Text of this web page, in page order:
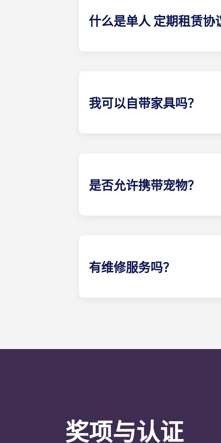
什么是单人 定期租赁协
我可以自带家具吗？
是否允许携带宠物？
有维修服务吗？
奖项与认证